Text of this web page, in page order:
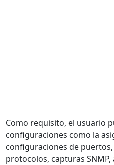
Como requisito, el usuario
configuraciones como la
configuraciones de
protocolos, capturas